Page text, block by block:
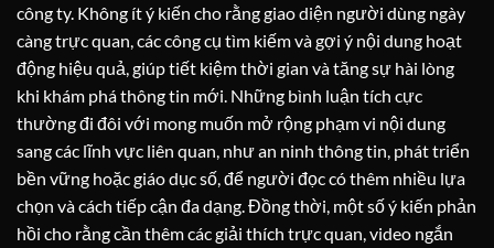
công ty. Không ít ý kiến cho rằng giao diện người dùng ngày
càng trực quan, các công cụ tìm kiếm và gợi ý nội dung hoạt
động hiệu quả, giúp tiết kiệm thời gian và tăng sự hài lòng
khi khám phá thông tin mới. Những bình luận tích cực
thường đi đôi với mong muốn mở rộng phạm vi nội dung
sang các lĩnh vực liên quan, như an ninh thông tin, phát triển
bền vững hoặc giáo dục số, để người đọc có thêm nhiều lựa
chọn và cách tiếp cận đa dạng. Đồng thời, một số ý kiến phản
hồi cho rằng cần thêm các giải thích trực quan, video ngắn